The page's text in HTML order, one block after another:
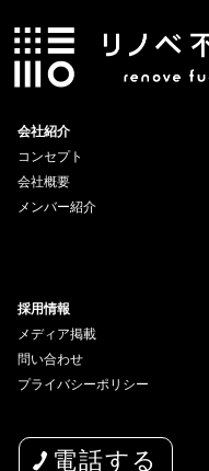
電話する
会社紹介
コンセプト
会社概要
メンバー紹介
採用情報
メディア掲載
問い合わせ
プライバシーポリシー